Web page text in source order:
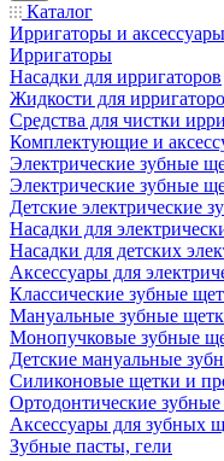
Каталог
Ирригаторы и аксессуары
Ирригаторы
Насадки для ирригаторов
Жидкости для
Средства для чистки
Комплектующие и
Электрические зубные
Электрические зубные
Детские электрические
Насадки для
Насадки для детских
Аксессуары для
Классические зубные
Мануальные зубные
Монопучковые зубные
Детские мануальные
Силиконовые щетки и
Ортодонтические
Аксессуары для зубных
Зубные пасты, гели